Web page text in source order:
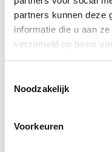
partners kunnen deze
informatie die u aan
verzameld op basis
Noodzakelijk
Voorkeuren